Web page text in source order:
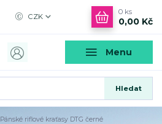
Menu
CZK
Hledat
0 ks
0,00 Kč
Pánské riflové kraťasy DTG černé